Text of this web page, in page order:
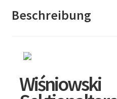
Beschreibung
Wiśniowski